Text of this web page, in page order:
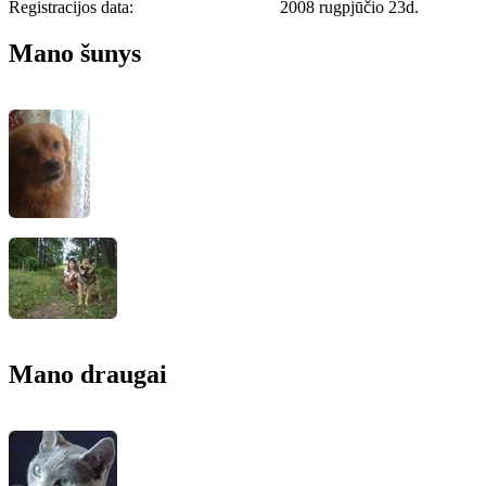
Registracijos data:
2008 rugpjūčio 23d.
Mano šunys
Mano draugai